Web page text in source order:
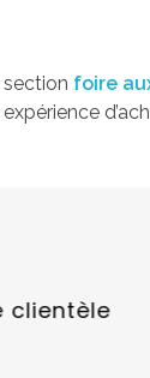
foire
clientèle